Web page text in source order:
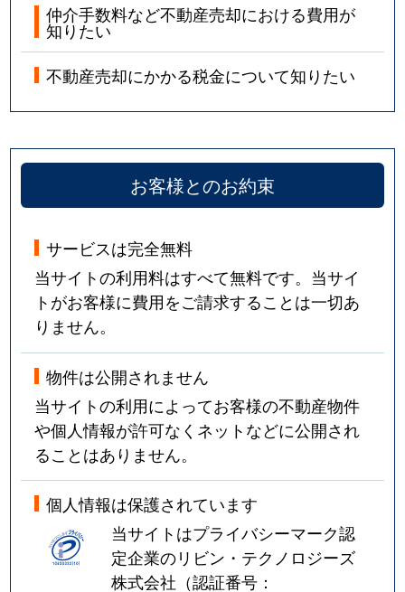
仲介手数料など不動産売却における費用が
知りたい
不動産売却にかかる税金について知りたい
お客様とのお約束
サービスは完全無料
当サイトの利用料はすべて無料です。当サイ
トがお客様に費用をご請求することは一切あ
りません。
物件は公開されません
当サイトの利用によってお客様の不動産物件
や個人情報が許可なくネットなどに公開され
ることはありません。
個人情報は保護されています
当サイトはプライバシーマーク認
定企業のリビン・テクノロジーズ
株式会社（認証番号：